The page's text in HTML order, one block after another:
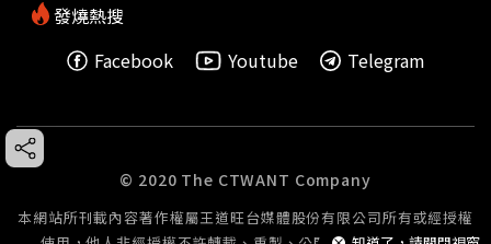
發燒熱搜
Facebook
Youtube Telegram
© 2020 The CTWANT Company
本網站所刊載內容著作權屬王道旺台媒體股份有限公司所有或經授權